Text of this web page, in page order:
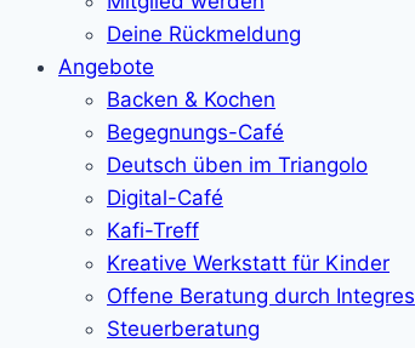
Deine Rückmeldung
Angebote
Backen & Kochen
Begegnungs-Café
Deutsch üben im Triangolo
Digital-Café
Kafi-Treff
Kreative Werkstatt für Kinder
Offene Beratung durch Integres
Steuerberatung